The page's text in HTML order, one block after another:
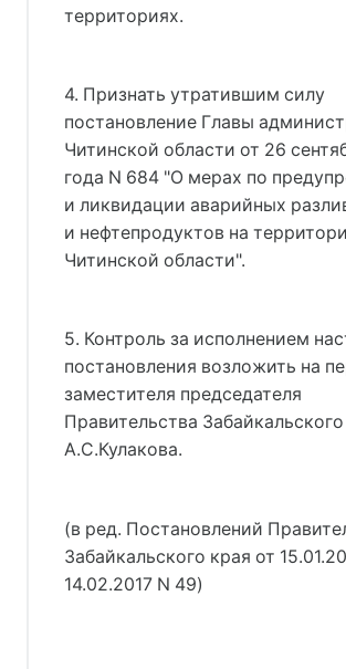
территориях.
4. Признать утратившим силу
постановление Главы
Читинской области от 26
года N 684 "О мерах по
и ликвидации аварийных
и нефтепродуктов на
Читинской области".
5. Контроль за исполнением
постановления возложить на
заместителя председателя
Правительства
А.С.Кулакова.
(в ред. Постановлений
Забайкальского края от
14.02.2017 N 49)